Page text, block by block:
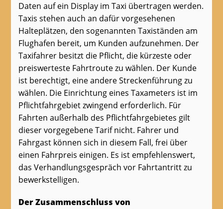
Daten auf ein Display im Taxi übertragen werden.
Taxis stehen auch an dafür vorgesehenen
Halteplätzen, den sogenannten Taxiständen am
Flughafen bereit, um Kunden aufzunehmen. Der
Taxifahrer besitzt die Pflicht, die kürzeste oder
preiswerteste Fahrtroute zu wählen. Der Kunde
ist berechtigt, eine andere Streckenführung zu
wählen. Die Einrichtung eines Taxameters ist im
Pflichtfahrgebiet zwingend erforderlich. Für
Fahrten außerhalb des Pflichtfahrgebietes gilt
dieser vorgegebene Tarif nicht. Fahrer und
Fahrgast können sich in diesem Fall, frei über
einen Fahrpreis einigen. Es ist empfehlenswert,
das Verhandlungsgespräch vor Fahrtantritt zu
bewerkstelligen.
Der Zusammenschluss von